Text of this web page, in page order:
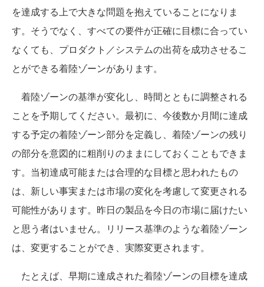
を達成する上で大きな問題を抱えていることになりま
す。そうでなく、すべての要件が正確に目標に合ってい
なくても、プロダクト／システムの出荷を成功させるこ
とができる着陸ゾーンがあります。
着陸ゾーンの基準が変化し、時間とともに調整される
ことを予期してください。最初に、今後数か月間に達成
する予定の着陸ゾーン部分を定義し、着陸ゾーンの残り
の部分を意図的に粗削りのままにしておくこともできま
す。当初達成可能または合理的な目標と思われたもの
は、新しい事実または市場の変化を考慮して変更される
可能性があります。昨日の製品を今日の市場に届けたい
と思う者はいません。リリース基準のような着陸ゾーン
は、変更することができ、実際変更されます。
たとえば、早期に達成された着陸ゾーンの目標を達成